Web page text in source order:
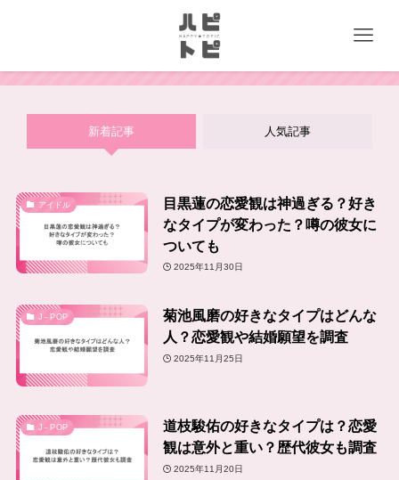
新着記事 人気記事
アイドル
目黒蓮の恋愛観は神過ぎる？好き
なタイプが変わった？噂の彼女に
ついても
2025年11月30日
J－POP
菊池風磨の好きなタイプはどんな
人？恋愛観や結婚願望を調査
2025年11月25日
J－POP
道枝駿佑の好きなタイプは？恋愛
観は意外と重い？歴代彼女も調査
2025年11月20日